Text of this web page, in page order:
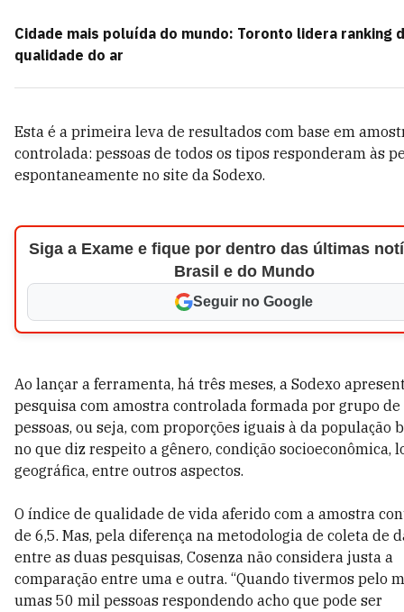
Cidade mais poluída do mundo: Toronto lidera ranking
qualidade do ar
Esta é a primeira leva de resultados com base em
controlada: pessoas de todos os tipos responderam às
espontaneamente no site da Sodexo.
Siga a Exame e fique por dentro das últimas
Brasil e do Mundo
Seguir no Google
Ao lançar a ferramenta, há três meses, a Sodexo
pesquisa com amostra controlada formada por grupo
pessoas, ou seja, com proporções iguais à da população
no que diz respeito a gênero, condição socioeconômica,
geográfica, entre outros aspectos.
O índice de qualidade de vida aferido com a amostra
de 6,5. Mas, pela diferença na metodologia de coleta de
entre as duas pesquisas, Cosenza não considera justa a
comparação entre uma e outra. “Quando tivermos pelo
umas 50 mil pessoas respondendo acho que pode ser